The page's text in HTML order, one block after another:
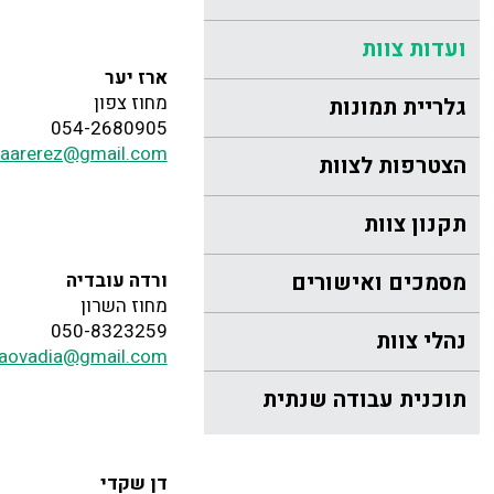
ועדות צוות
גלריית תמונות
הצטרפות לצוות
תקנון צוות
מסמכים ואישורים
נהלי צוות
תוכנית עבודה שנתית
ארז יער
מחוז צפון
054-2680905
ורדה עובדיה
מחוז השרון
050-8323259
דן שקדי